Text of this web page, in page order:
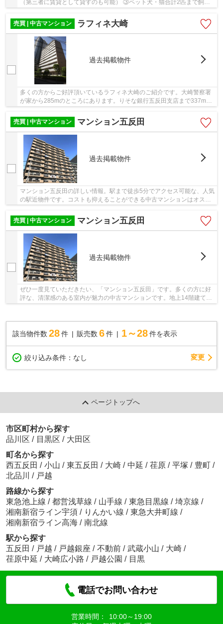
（第三者に賃貸として貸すのも可能） ③ペット犬・猫合計2匹まで飼育
可能 ④新耐震基準マンション ⑤住宅ローン控除...
売買 | 中古マンション
ラフィネ大崎
過去掲載物件
多くの方からご好評頂いているラフィネ大崎のご紹介です。大崎警察署
が家から285mのところにあります。りそな銀行五反田支店まで337mで
す。エレベーター付きの物件なので、上階でも上...
売買 | 中古マンション
マンション五反田
過去掲載物件
マンション五反田の詳しい情報。駅まで徒歩5分でアクセス可能な、人気
の駅近物件です。コストも抑えることができる中古マンションはオスス
売買 | 中古マンション
マンション五反田
過去掲載物件
ぜひ一度見ていただきたい、「マンション五反田」です。多くの方に好
評な、清潔感のある室内が魅力の中古マンションです。地上14階建ての
該当物件数 28件 販売数 6 件 1～28 件を表示
絞り込み条件： なし 変更
ページトップへ
市区町村から探す
品川区 / 目黒区 / 大田区
町名から探す
西五反田 / 小山 / 東五反田 / 大崎 / 中延 / 荏原 / 平塚 / 豊町 /
北品川 / 戸越
路線から探す
東急池上線 / 都営浅草線 / 山手線 / 東急目黒線 / 埼京線 /
湘南新宿ライン宇須 / りんかい線 / 東急大井町線 /
湘南新宿ライン高海 / 南北線
駅から探す
五反田 / 戸越 / 戸越銀座 / 不動前 / 武蔵小山 / 大崎 /
荏原中延 / 大崎広小路 / 戸越公園 / 目黒
電話でお問い合わせ
営業時間：
10:00～19:00